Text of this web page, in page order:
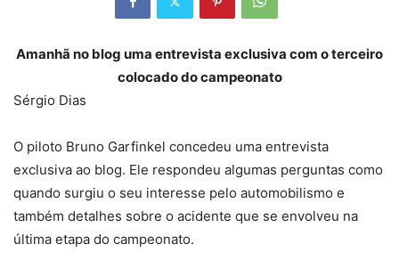
Amanhã no blog uma entrevista exclusiva com o terceiro
colocado do campeonato
Sérgio Dias
O piloto Bruno Garfinkel concedeu uma entrevista
exclusiva ao blog. Ele respondeu algumas perguntas como
quando surgiu o seu interesse pelo automobilismo e
também detalhes sobre o acidente que se envolveu na
última etapa do campeonato.